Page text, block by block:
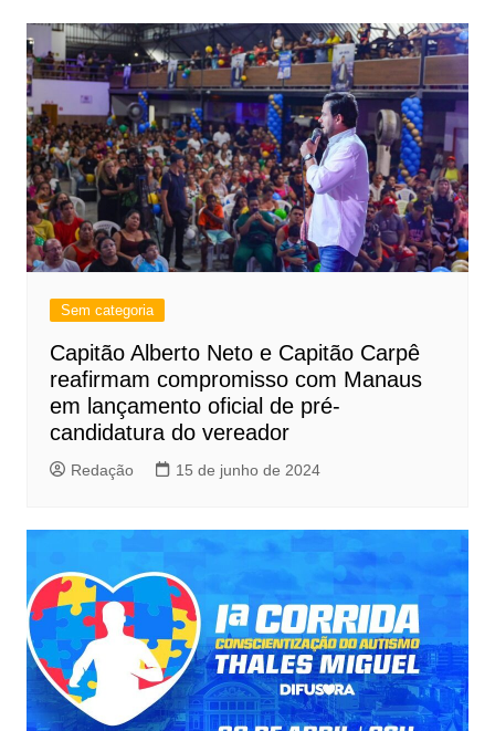
Sem categoria
Capitão Alberto Neto e Capitão Carpê
reafirmam compromisso com Manaus
em lançamento oficial de pré-
candidatura do vereador
Redação 15 de junho de 2024